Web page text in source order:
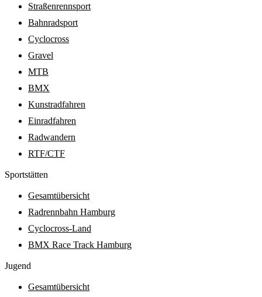
Straßenrennsport
Bahnradsport
Cyclocross
Gravel
MTB
BMX
Kunstradfahren
Einradfahren
Radwandern
RTF/CTF
Sport­stätten
Gesamtübersicht
Radrennbahn Hamburg
Cyclocross-Land
BMX Race Track Hamburg
Jugend
Gesamtübersicht